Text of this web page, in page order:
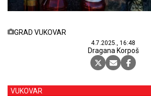
GRAD VUKOVAR
4.7.2025., 16:48
Dragana Korpoš
VUKOVAR